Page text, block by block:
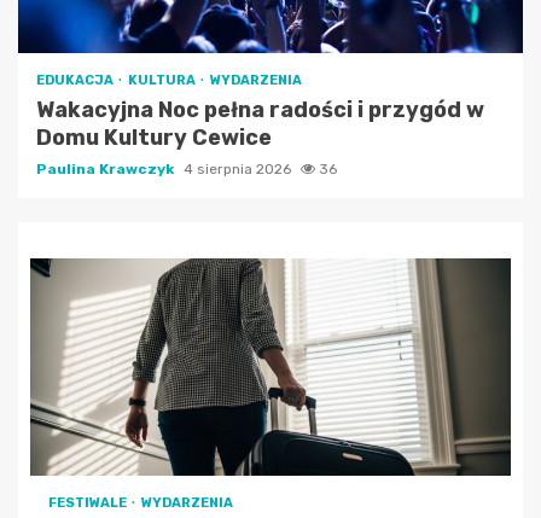
EDUKACJA KULTURA WYDARZENIA
Wakacyjna Noc pełna radości i przygód w
Domu Kultury Cewice
Paulina Krawczyk 4 sierpnia 2026 36
FESTIWALE WYDARZENIA